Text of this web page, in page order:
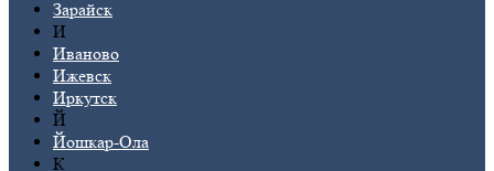
Зарайск
И
Иваново
Ижевск
Иркутск
Й
Йошкар-Ола
К